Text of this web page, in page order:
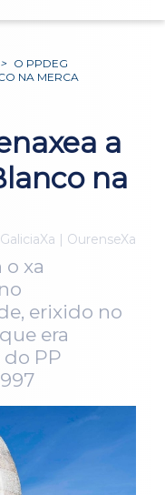
> O PPDEG
NA MERCA
a
na
GaliciaXa | OurenseXa
xa
erixido no
era
PP